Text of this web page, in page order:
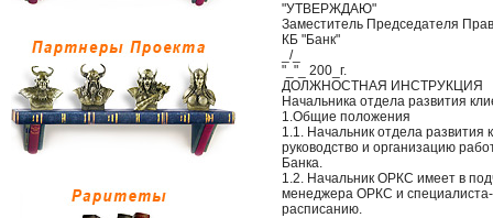
"УТВЕРЖДАЮ"
Заместитель Председателя
КБ "Банк"
_/_
"_"_ 200_г.
ДОЛЖНОСТНАЯ ИНСТРУКЦИЯ
Начальника отдела развития
1.Общие положения
1.1. Начальник отдела
руководство и организацию
Банка.
1.2. Начальник ОРКС имеет в
менеджера ОРКС и
расписанию.